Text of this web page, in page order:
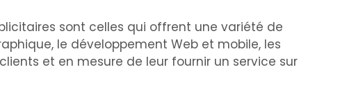
sont celles qui offrent une variété de
le développement Web et mobile, les
et en mesure de leur fournir un service sur